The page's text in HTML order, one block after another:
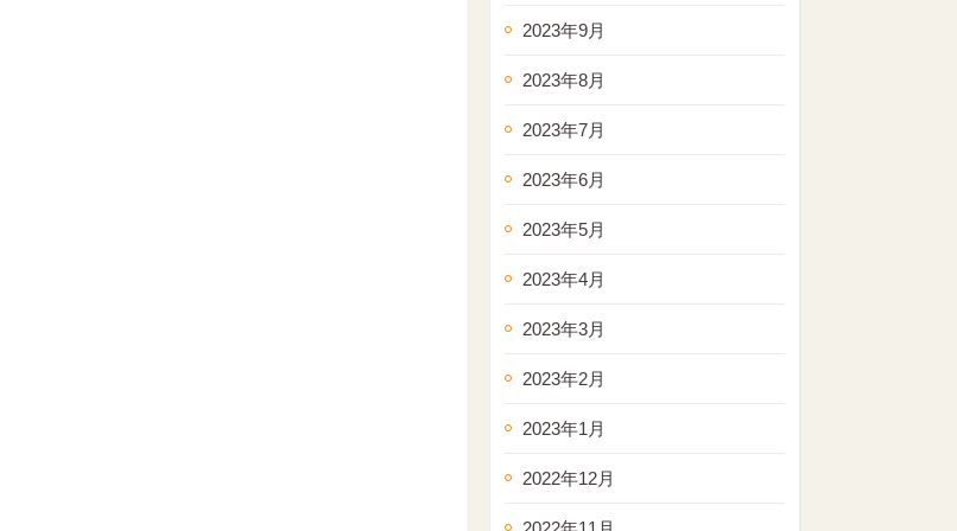
2023年9月
2023年8月
2023年7月
2023年6月
2023年5月
2023年4月
2023年3月
2023年2月
2023年1月
2022年12月